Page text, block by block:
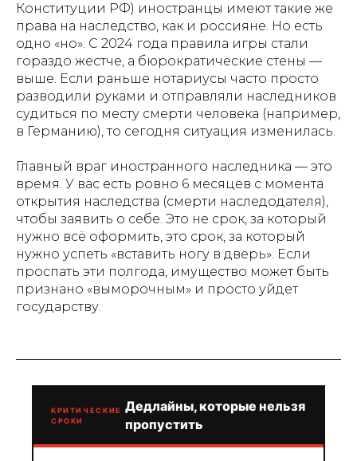
Конституции РФ) иностранцы имеют такие же
права на наследство, как и россияне. Но есть
одно «но». С 2024 года правила игры стали
гораздо жестче, а бюрократические стены —
выше. Если раньше нотариусы часто просто
разводили руками и отправляли наследников
судиться по месту смерти человека (например,
в Германию), то сегодня ситуация изменилась.
Главный враг иностранного наследника — это
время. У вас есть ровно 6 месяцев с момента
открытия наследства (смерти наследодателя),
чтобы заявить о себе. Это не срок, за который
нужно всё оформить, это срок, за который
нужно успеть «вставить ногу в дверь». Если
проспать эти полгода, имущество может быть
признано «выморочным» и просто уйдет
государству.
КРИТИЧЕСКИЕ
СРОКИ
Дедлайны, которые нельзя
пропустить